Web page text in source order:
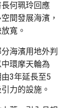
何珮玲回應
間發展海濱，
寬。
海濱用地外判
環摩天輪為
3年延長至5
力的設施。